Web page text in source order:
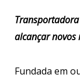
alcançar novos
Fundada em